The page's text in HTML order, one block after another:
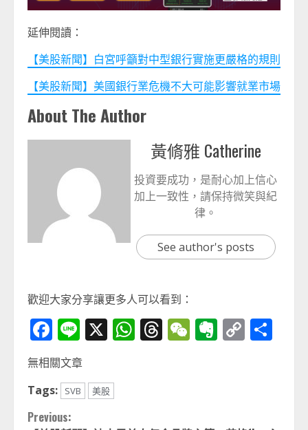
延伸閱讀：
【美股新聞】白宮呼籲對中型銀行實施更嚴格的規則
【美股新聞】美國銀行業危機不大可能影響就業市場
About The Author
黃脩雅 Catherine
投資要成功，是耐心加上信心
加上一致性，請保持微笑與紀
律。
See author's posts
歡迎大家分享讓更多人可以看到：
Facebook
Line
X WhatsApp
Threads
WeChat
Evernote
Copy
無相關文章
Tags:
SVB 美股
Continue
Previous: